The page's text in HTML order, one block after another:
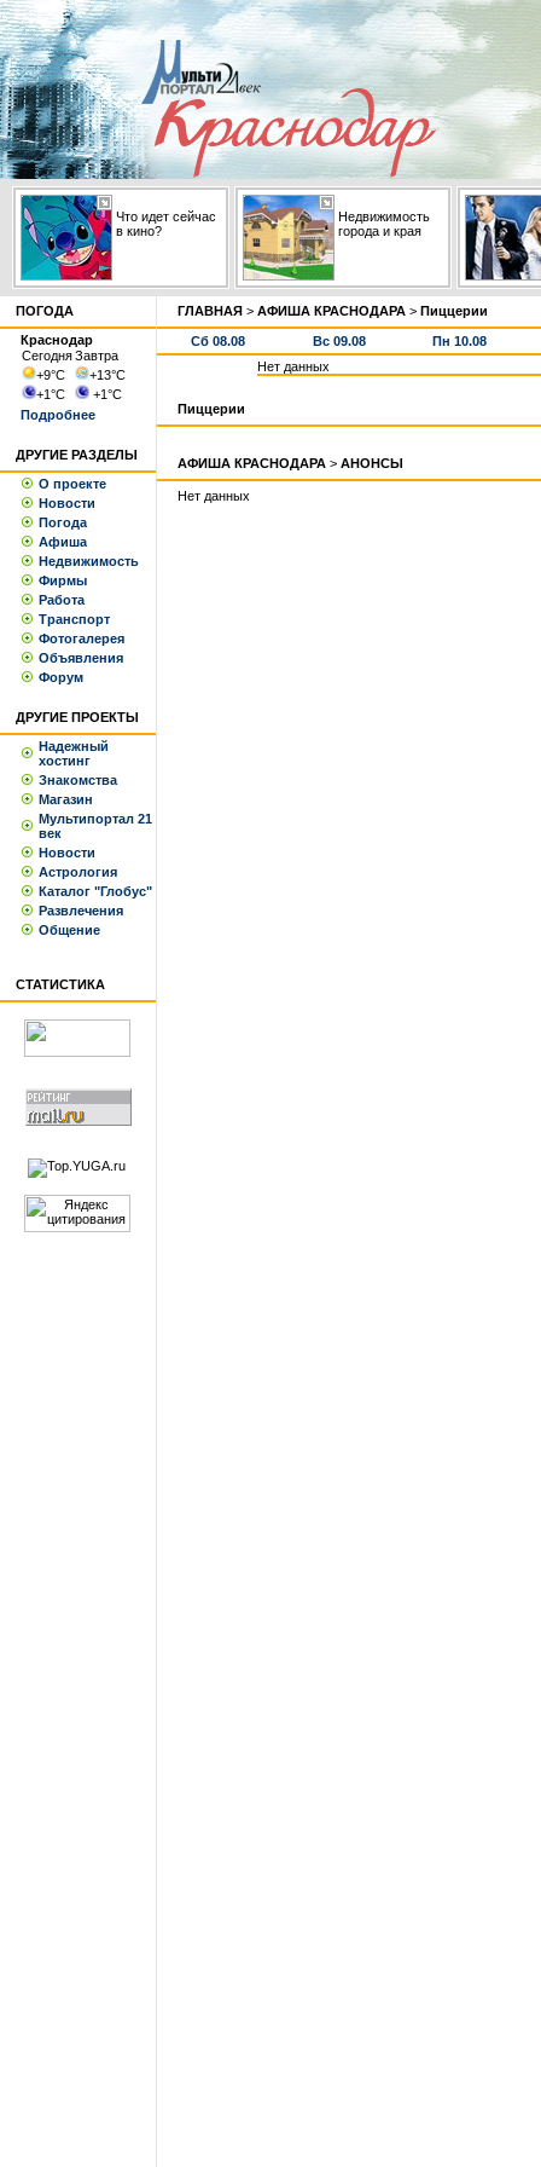
Что идет сейчас
в кино?
Недвижимость
города и края
ПОГОДА
Краснодар
СегодняЗавтра
+9°С +13°С
+1°С +1°С
Подробнее
ДРУГИЕ РАЗДЕЛЫ
О проекте
Новости
Погода
Афиша
Недвижимость
Фирмы
Работа
Транспорт
Фотогалерея
Объявления
Форум
ДРУГИЕ ПРОЕКТЫ
Надежный
хостинг
Знакомства
Магазин
Мультипортал 21
век
Новости
Астрология
Каталог "Глобус"
Развлечения
Общение
СТАТИСТИКА
ГЛАВНАЯ > АФИША КРАСНОДАРА > Пиццерии
Сб 08.08 Вс 09.08
Пн 10.08
Нет данных
Пиццерии
АФИША КРАСНОДАРА > АНОНСЫ
Нет данных